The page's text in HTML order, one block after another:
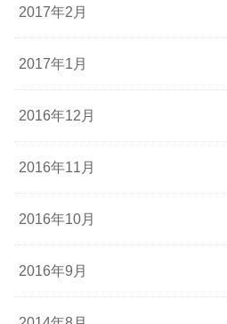
2017年2月
2017年1月
2016年12月
2016年11月
2016年10月
2016年9月